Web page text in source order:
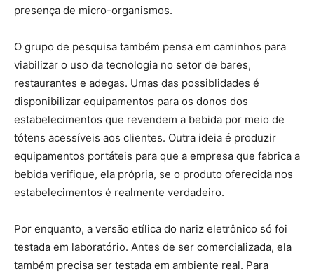
presença de micro-organismos.
O grupo de pesquisa também pensa em caminhos para
viabilizar o uso da tecnologia no setor de bares,
restaurantes e adegas. Umas das possiblidades é
disponibilizar equipamentos para os donos dos
estabelecimentos que revendem a bebida por meio de
tótens acessíveis aos clientes. Outra ideia é produzir
equipamentos portáteis para que a empresa que fabrica a
bebida verifique, ela própria, se o produto oferecida nos
estabelecimentos é realmente verdadeiro.
Por enquanto, a versão etílica do nariz eletrônico só foi
testada em laboratório. Antes de ser comercializada, ela
também precisa ser testada em ambiente real. Para